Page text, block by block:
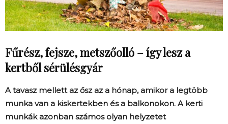
Fűrész, fejsze, metszőolló – így lesz a
kertből sérülésgyár
A tavasz mellett az ősz az a hónap, amikor a legtöbb
munka van a kiskertekben és a balkonokon. A kerti
munkák azonban számos olyan helyzetet